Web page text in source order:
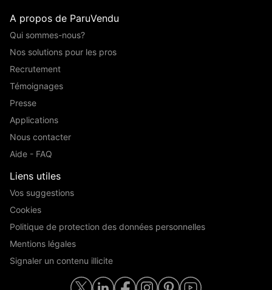
A propos de ParuVendu
Qui sommes-nous?
Nos solutions pour les pros
Recrutement
Témoignages
Presse
Applications
Nous contacter
Aide - FAQ
Liens utiles
Vos suggestions
Cookies
Politique de protection des données personnelles
Mentions légales
Signaler un contenu illicite